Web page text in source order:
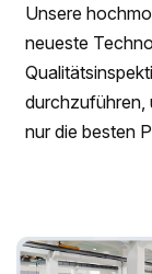
Unsere
neueste
durchzuführen,
nur die besten